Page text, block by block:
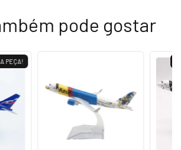
pode gostar
PEÇA!